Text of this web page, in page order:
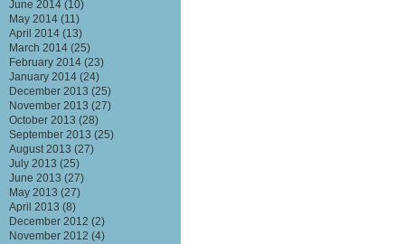
June 2014 (10)
May 2014 (11)
April 2014 (13)
March 2014 (25)
February 2014 (23)
January 2014 (24)
December 2013 (25)
November 2013 (27)
October 2013 (28)
September 2013 (25)
August 2013 (27)
July 2013 (25)
June 2013 (27)
May 2013 (27)
April 2013 (8)
December 2012 (2)
November 2012 (4)